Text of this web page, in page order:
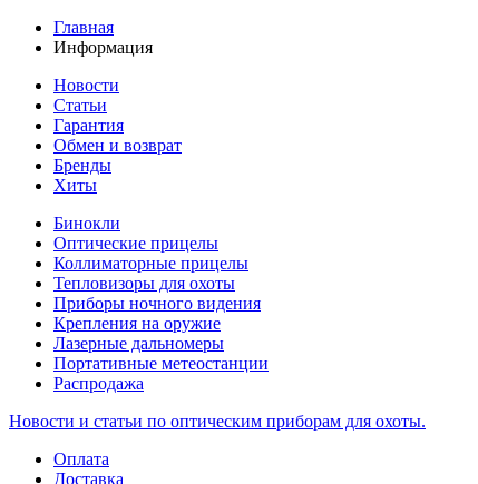
Главная
Информация
Новости
Статьи
Гарантия
Обмен и возврат
Бренды
Хиты
Бинокли
Оптические прицелы
Коллиматорные прицелы
Тепловизоры для охоты
Приборы ночного видения
Крепления на оружие
Лазерные дальномеры
Портативные метеостанции
Распродажа
Новости и статьи по оптическим приборам для охоты.
Оплата
Доставка